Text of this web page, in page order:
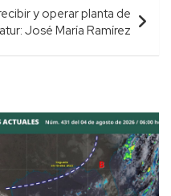
y operar planta de
José María Ramírez